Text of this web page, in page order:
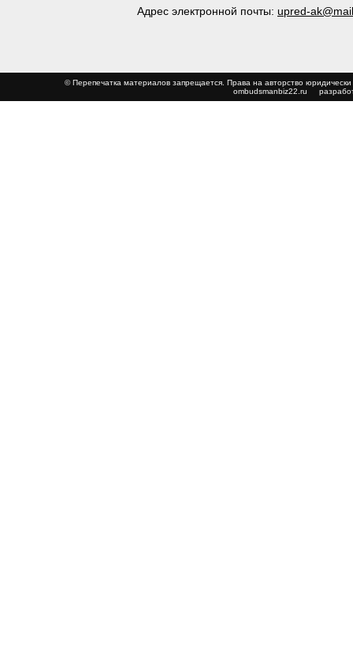
Адрес электронной почты: upred-
© Перепечатка материалов запрещается. Права на авторство
ombudsmanbiz22.ru